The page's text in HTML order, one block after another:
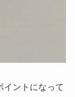
イントになって